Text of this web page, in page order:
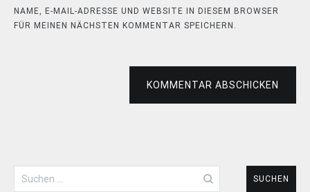
NAME, E-MAIL-ADRESSE UND WEBSITE IN DIESEM BROWSER
FÜR MEINEN NÄCHSTEN KOMMENTAR SPEICHERN.
KOMMENTAR ABSCHICKEN
Suchen
nach: